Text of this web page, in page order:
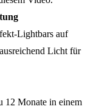
Lightbars auf
Licht für
12 Monate in einem